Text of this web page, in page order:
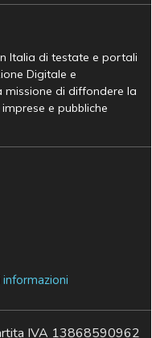
Italia di testate e portali
Digitale e
missione di diffondere la
e pubbliche
IVA 13868590962